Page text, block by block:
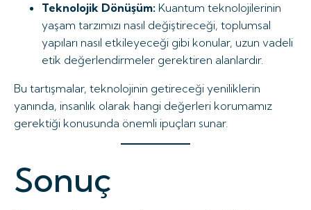
Teknolojik Dönüşüm: Kuantum teknolojilerinin
yaşam tarzımızı nasıl değiştireceği, toplumsal
yapıları nasıl etkileyeceği gibi konular, uzun vadeli
etik değerlendirmeler gerektiren alanlardır.
Bu tartışmalar, teknolojinin getireceği yeniliklerin
yanında, insanlık olarak hangi değerleri korumamız
gerektiği konusunda önemli ipuçları sunar.
Sonuç